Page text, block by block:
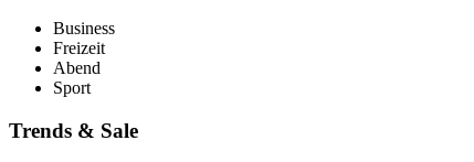
Business
Freizeit
Abend
Sport
Trends & Sale